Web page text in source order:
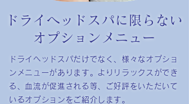
ドライヘッドスパに限らない
オプションメニュー
ドライヘッドスパだけでなく、様々なオプショ
ンメニューがあります。よりリラックスができ
る、血流が促進される等、ご好評をいただいて
いるオプションをご紹介します。